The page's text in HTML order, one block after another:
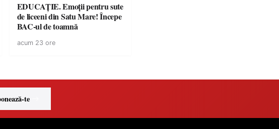
EDUCAȚIE. Emoții pentru sute
de liceeni din Satu Mare! Începe
BAC-ul de toamnă
acum 23 ore
te